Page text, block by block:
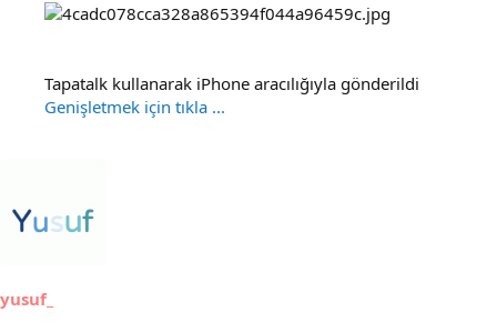
Tapatalk kullanarak iPhone aracılığıyla gönderildi
Genişletmek için tıkla ...
yusuf_